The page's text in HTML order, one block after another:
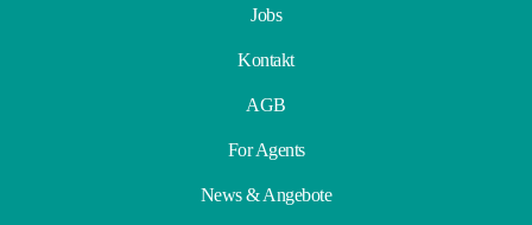
Jobs
Kontakt
AGB
For Agents
News & Angebote